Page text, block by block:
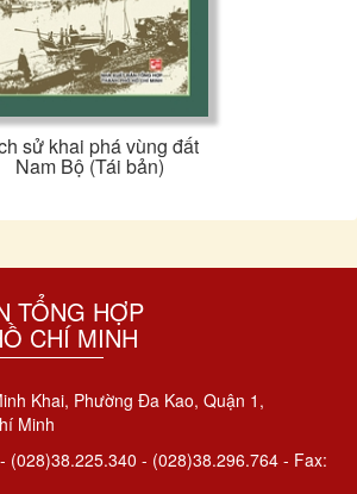
sử khai phá vùng đất
Nam Bộ (Tái bản)
TỔNG HỢP
CHÍ MINH
Khai, Phường Đa Kao, Quận 1,
Minh
(028)38.225.340 - (028)38.296.764 - Fax: